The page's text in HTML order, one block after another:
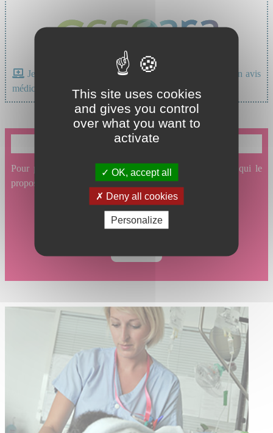
Je suis un professionnel de santé, je souhaite avoir un avis
médical
Je souhaite prendre un rendez-vous en ligne
Pour prendre un rendez-vous en ligne avec un service qui le
propose, cliquez ici.
This site uses cookies
and gives you control
over what you want to
activate
OK, accept all
Deny all cookies
Personalize